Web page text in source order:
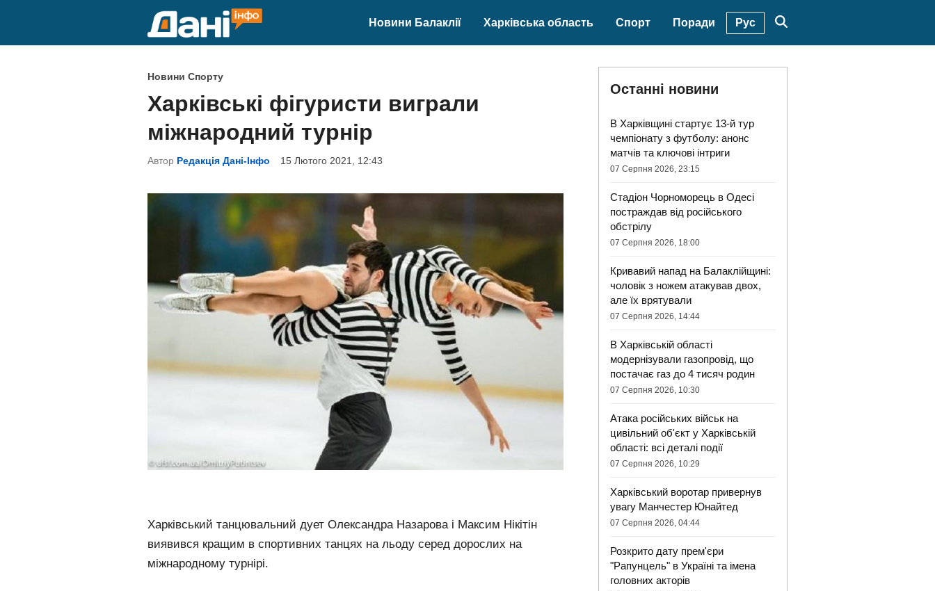
Новини Балаклії Харківська область Спорт Поради Рус
P
o
s
i
Новини Спорту
Харківські фігуристи виграли
міжнародний турнір
Автор Редакція Дані-Інфо 15 Лютого 2021, 12:43
Харківський танцювальний дует Олександра Назарова і Максим Нікітін
виявився кращим в спортивних танцях на льоду серед дорослих на
міжнародному турнірі.
Останні новини
В Харківщині стартує 13-й тур
чемпіонату з футболу: анонс
матчів та ключові інтриги
07 Серпня 2026, 23:15
Стадіон Чорноморець в Одесі
постраждав від російського
обстрілу
07 Серпня 2026, 18:00
Кривавий напад на Балаклійщині:
чоловік з ножем атакував двох,
але їх врятували
07 Серпня 2026, 14:44
В Харківській області
модернізували газопровід, що
постачає газ до 4 тисяч родин
07 Серпня 2026, 10:30
Атака російських військ на
цивільний об'єкт у Харківській
області: всі деталі події
07 Серпня 2026, 10:29
Харківський воротар привернув
увагу Манчестер Юнайтед
07 Серпня 2026, 04:44
Розкрито дату прем'єри
"Рапунцель" в Україні та імена
головних акторів